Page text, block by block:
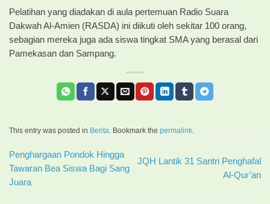
Pelatihan yang diadakan di aula pertemuan Radio Suara
Dakwah Al-Amien (RASDA) ini diikuti oleh sekitar 100 orang,
sebagian mereka juga ada siswa tingkat SMA yang berasal dari
Pamekasan dan Sampang.
This entry was posted in Berita . Bookmark the permalink
Penghargaan Pondok Hingga
Tawaran Bea Siswa Bagi Sang
Juara
JQH Lantik 31 Santri Penghafal
Al-Qur’an